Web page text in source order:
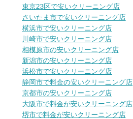
東京23区で安いクリーニング店
さいたま市で安いクリーニング店
横浜市で安いクリーニング店
川崎市で安いクリーニング店
相模原市の安いクリーニング店
新潟市の安いクリーニング店
浜松市で安いクリーニング店
静岡市で料金の安いクリーニング店
京都市の安いクリーニング店
大阪市で料金が安いクリーニング店
堺市で料金が安いクリーニング店